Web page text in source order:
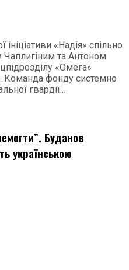
«Надія» спільно
та Антоном
«Омега»
Команда фонду системно
гвардії...
Буданов
українською